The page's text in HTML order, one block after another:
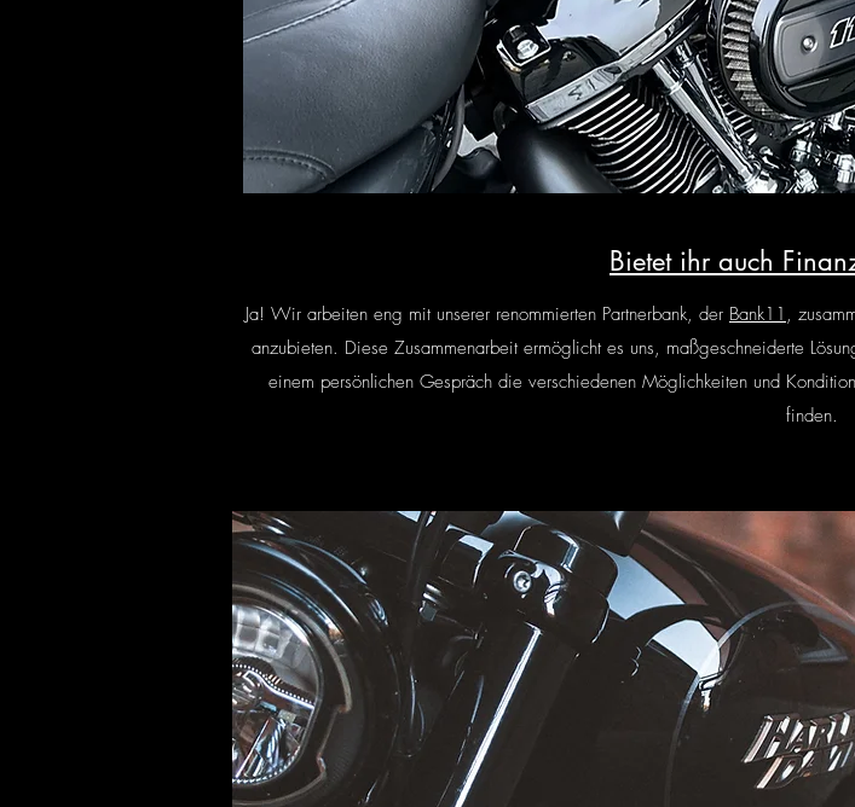
Bietet ihr auch
Ja! Wir arbeiten eng mit unserer renommierten Partnerbank, der Bank11 ,
anzubieten. Diese Zusammenarbeit ermöglicht es uns, maßgeschneiderte
einem persönlichen Gespräch die verschiedenen Möglichkeiten und
finden.